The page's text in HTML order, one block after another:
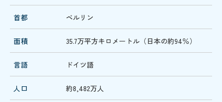
首都 ベルリン
面積 35.7万平方キロメートル（日本の約94％）
言語 ドイツ語
人口 約8,482万人